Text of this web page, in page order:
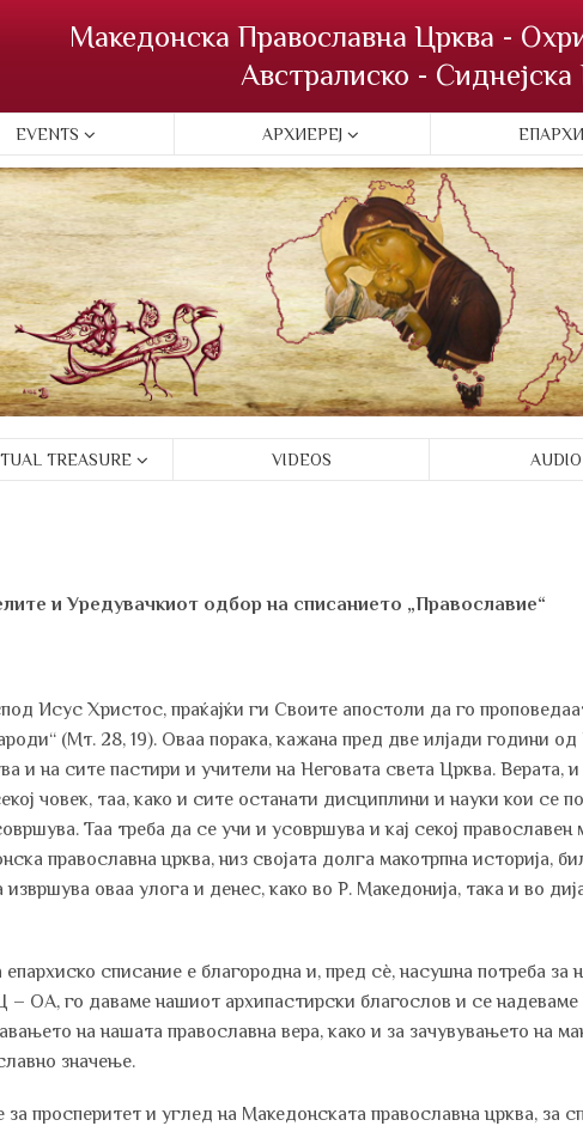
Македонска Православна Црква -
Австралиско - Сиднејска
EVENTS АРХИЕРЕЈ
TREASURE VIDEOS AUDIO
и Уредувачкиот одбор на списанието „Православие“
Исус Христос, праќајќи ги Своите апостоли да го
(Мт. 28, 19). Оваа порака, кажана пред две илјади години
и на сите пастири и учители на Неговата света Црква. Верата,
човек, таа, како и сите останати дисциплини и науки кои се
Таа треба да се учи и усовршува и кај секој православен
православна црква, низ својата долга макотрпна историја,
извршува оваа улога и денес, како во Р. Македонија, така и во
списание е благородна и, пред сè, насушна потреба за
– ОА, го даваме нашиот архипастирски благослов и се надеваме
на нашата православна вера, како и за зачувувањето на
значење.
просперитет и углед на Македонската православна црква, за